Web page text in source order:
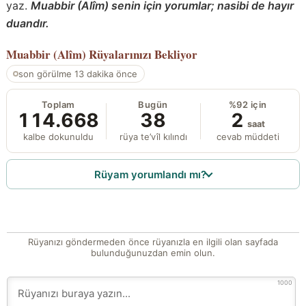
yaz. Muabbir (Alîm) senin için yorumlar; nasibi de hayır
duandır.
Muabbir (Alîm) Rüyalarınızı Bekliyor
son görülme 13 dakika önce
Toplam
114.668
kalbe dokunuldu
Bugün
38
rüya te’vîl kılındı
%92 için
2 saat
cevab müddeti
Rüyam yorumlandı mı?
Rüyanızı göndermeden önce rüyanızla en ilgili olan sayfada
bulunduğunuzdan emin olun.
1000